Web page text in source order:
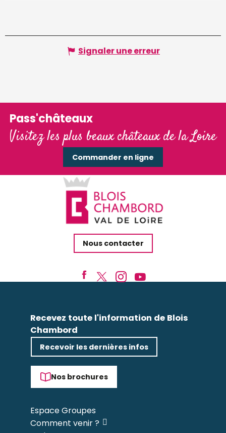
Signaler une erreur
Pass'châteaux
Visitez les plus beaux châteaux de la Loire
Commander en ligne
Nous contacter
Recevez toute l'information de Blois
Chambord
Recevoir les dernières infos
Nos brochures
Espace Groupes
Comment venir ?